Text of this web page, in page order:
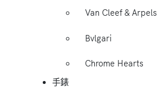
Van Cleef & Arpels
Bvlgari
Chrome Hearts
手錶